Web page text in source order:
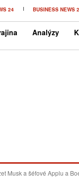
24 BUSINESS NEWS
Analýzy
Musk a šéfové Applu a